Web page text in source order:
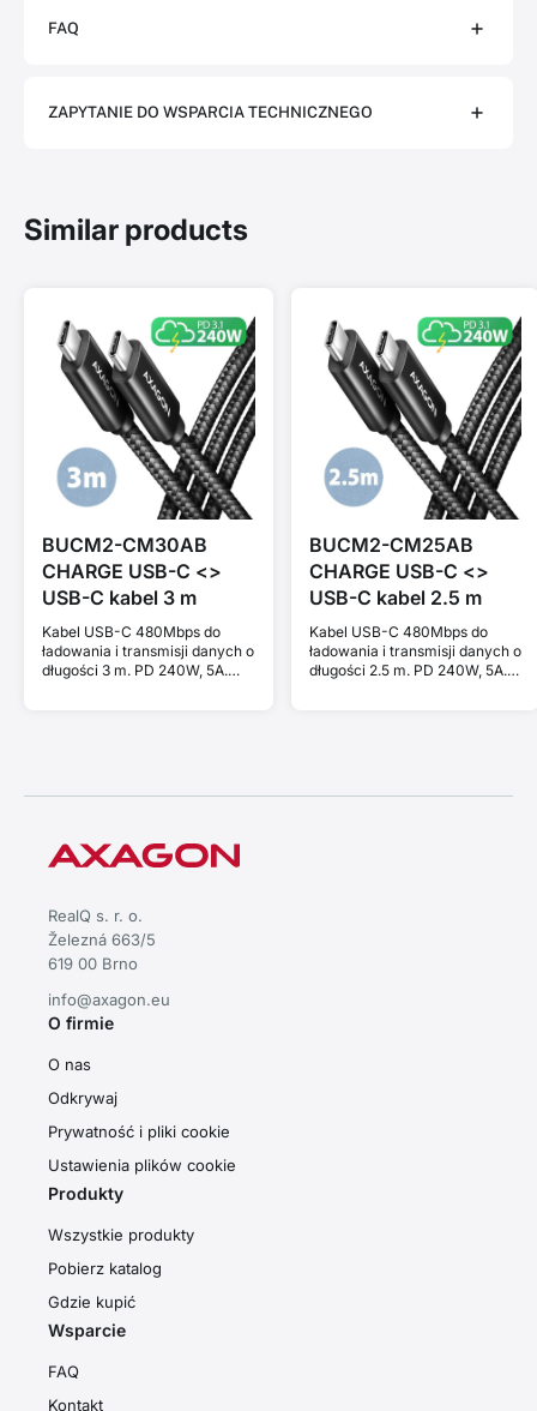
FAQ
ZAPYTANIE DO WSPARCIA TECHNICZNEGO
Similar products
BUCM2-CM30AB
CHARGE USB-C <>
USB-C kabel 3 m
Kabel USB-C 480Mbps do
ładowania i transmisji danych o
długości 3 m. PD 240W, 5A.
BUCM2-CM25AB
CHARGE USB-C <>
USB-C kabel 2.5 m
Kabel USB-C 480Mbps do
ładowania i transmisji danych o
długości 2.5 m. PD 240W, 5A.
RealQ s. r. o.
Železná 663/5
619 00 Brno
info@axagon.eu
O firmie
O nas
Odkrywaj
Prywatność i pliki cookie
Ustawienia plików cookie
Produkty
Wszystkie produkty
Pobierz katalog
Gdzie kupić
Wsparcie
FAQ
Kontakt